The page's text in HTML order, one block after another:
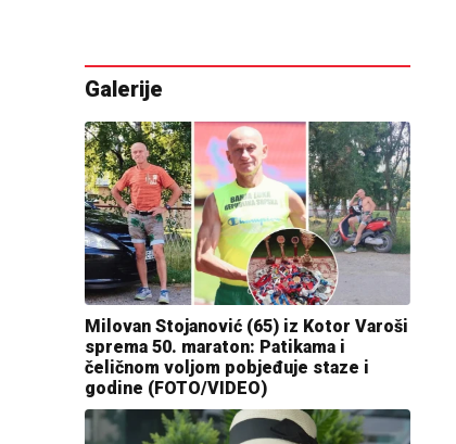
Galerije
Milovan Stojanović (65) iz Kotor Varoši
sprema 50. maraton: Patikama i
čeličnom voljom pobjeđuje staze i
godine (FOTO/VIDEO)